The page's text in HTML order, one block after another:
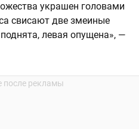
украшен головами
свисают две змеиные
левая опущена», —